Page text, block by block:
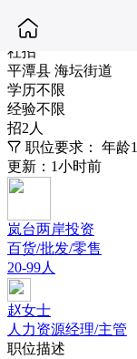
收银
3.8-4.5K
社招
平潭县 海坛街道
学历不限
经验不限
招2人
职位要求：
年龄
更新：1小时前
岚台两岸投资
百货/批发/零售
20-99人
赵女士
人力资源经理/主管
职位描述